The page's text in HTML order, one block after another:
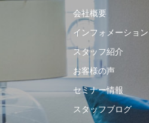
会社概要
インフォメーション
スタッフ紹介
お客様の声
セミナー情報
スタッフブログ